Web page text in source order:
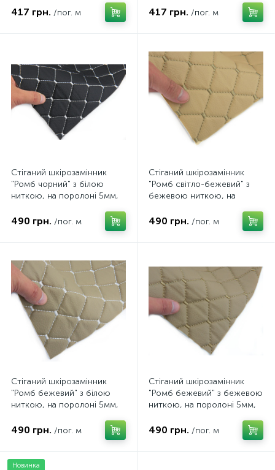
флізеліном, ширина 1,35м
417 грн. /пог. м
ширина 1,35м
417 грн. /пог. м
Стіганий шкірозамінник
"Ромб чорний" з білою
ниткою, на поролоні 5мм,
Туреччина
490 грн. /пог. м
Стіганий шкірозамінник
"Ромб світло-бежевий" з
бежевою ниткою, на
ширина 1,37м Туреччина
490 грн. /пог. м
Стіганий шкірозамінник
"Ромб бежевий" з білою
ниткою, на поролоні 5мм,
Туреччина
490 грн. /пог. м
Стіганий шкірозамінник
"Ромб бежевий" з бежевою
ниткою, на поролоні 5мм,
Туреччина
490 грн. /пог. м
Новинка